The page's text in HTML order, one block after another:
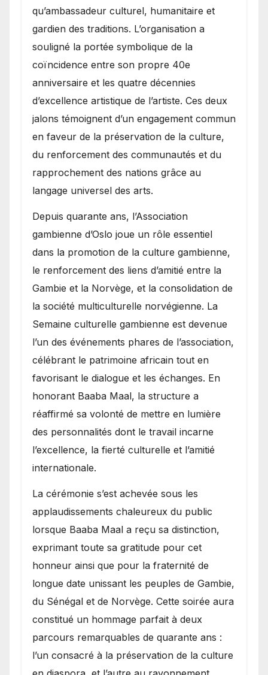
qu’ambassadeur culturel, humanitaire et
gardien des traditions. L’organisation a
souligné la portée symbolique de la
coïncidence entre son propre 40e
anniversaire et les quatre décennies
d’excellence artistique de l’artiste. Ces deux
jalons témoignent d’un engagement commun
en faveur de la préservation de la culture,
du renforcement des communautés et du
rapprochement des nations grâce au
langage universel des arts.
​Depuis quarante ans, l’Association
gambienne d’Oslo joue un rôle essentiel
dans la promotion de la culture gambienne,
le renforcement des liens d’amitié entre la
Gambie et la Norvège, et la consolidation de
la société multiculturelle norvégienne. La
Semaine culturelle gambienne est devenue
l’un des événements phares de l’association,
célébrant le patrimoine africain tout en
favorisant le dialogue et les échanges. En
honorant Baaba Maal, la structure a
réaffirmé sa volonté de mettre en lumière
des personnalités dont le travail incarne
l’excellence, la fierté culturelle et l’amitié
internationale.
​La cérémonie s’est achevée sous les
applaudissements chaleureux du public
lorsque Baaba Maal a reçu sa distinction,
exprimant toute sa gratitude pour cet
honneur ainsi que pour la fraternité de
longue date unissant les peuples de Gambie,
du Sénégal et de Norvège. Cette soirée aura
constitué un hommage parfait à deux
parcours remarquables de quarante ans :
l’un consacré à la préservation de la culture